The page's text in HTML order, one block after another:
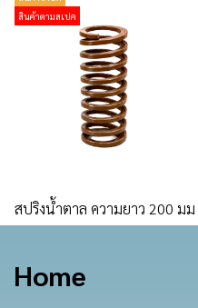
สินค้าตามสเปค
สปริงน้ำตาล ความยาว 200 มม
Home